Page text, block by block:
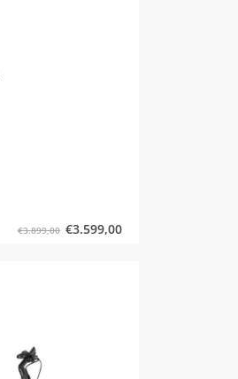
€3.899,00 €3.599,00